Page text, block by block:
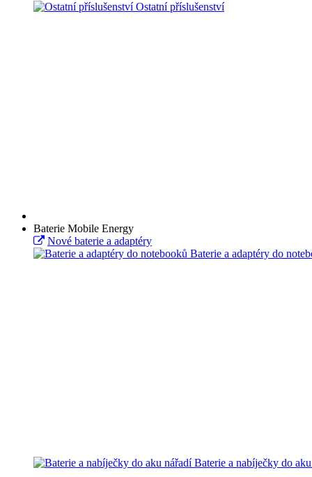
Ostatní příslušenství
Baterie Mobile Energy
Nové baterie a adaptéry
Baterie a adaptéry do
Baterie a nabíječky do